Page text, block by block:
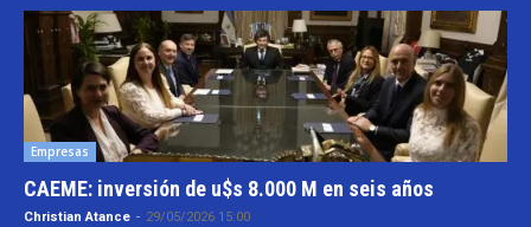
Empresas
CAEME: inversión de u$s 8.000 M en seis años
Christian Atance - 29/05/2026 15:00